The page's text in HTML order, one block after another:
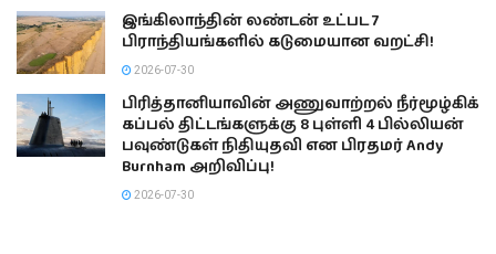
இங்கிலாந்தின் லண்டன் உட்பட 7
பிராந்தியங்களில் கடுமையான வறட்சி!
2026-07-30
பிரித்தானியாவின் அணுவாற்றல் நீர்மூழ்கிக்
கப்பல் திட்டங்களுக்கு 8 புள்ளி 4 பில்லியன்
பவுண்டுகள் நிதியுதவி என பிரதமர் Andy
Burnham அறிவிப்பு!
2026-07-30